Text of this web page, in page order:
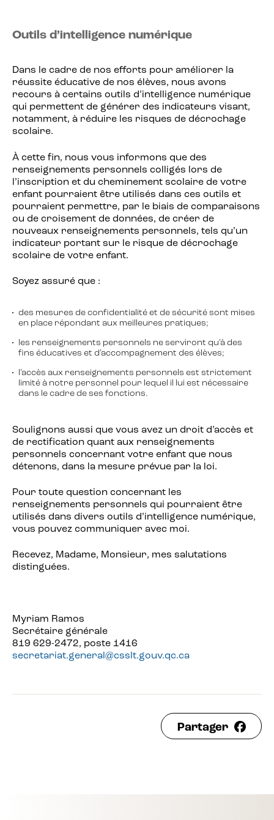
Outils d’intelligence numérique
Dans le cadre de nos efforts pour améliorer la
réussite éducative de nos élèves, nous avons
recours à certains outils d’intelligence numérique
qui permettent de générer des indicateurs visant,
notamment, à réduire les risques de décrochage
scolaire.
À cette fin, nous vous informons que des
renseignements personnels colligés lors de
l’inscription et du cheminement scolaire de votre
enfant pourraient être utilisés dans ces outils et
pourraient permettre, par le biais de comparaisons
ou de croisement de données, de créer de
nouveaux renseignements personnels, tels qu’un
indicateur portant sur le risque de décrochage
scolaire de votre enfant.
Soyez assuré que :
des mesures de confidentialité et de sécurité sont mises
en place répondant aux meilleures pratiques;
les renseignements personnels ne serviront qu’à des
fins éducatives et d’accompagnement des élèves;
l’accès aux renseignements personnels est strictement
limité à notre personnel pour lequel il lui est nécessaire
dans le cadre de ses fonctions.
Soulignons aussi que vous avez un droit d’accès et
de rectification quant aux renseignements
personnels concernant votre enfant que nous
détenons, dans la mesure prévue par la loi.
Pour toute question concernant les
renseignements personnels qui pourraient être
utilisés dans divers outils d’intelligence numérique,
vous pouvez communiquer avec moi.
Recevez, Madame, Monsieur, mes salutations
distinguées.
Myriam Ramos
Secrétaire générale
819 629-2472, poste 1416
secretariat.general@csslt.gouv.qc.ca
Partager